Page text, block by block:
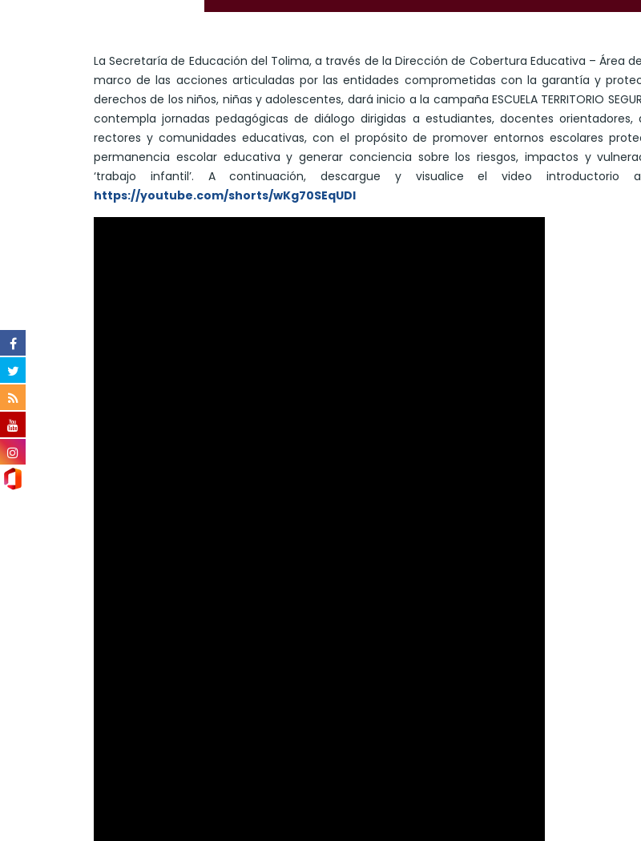
La Secretaría de Educación del Tolima, a través de la Dirección de Cobertura Educativa – Área
marco de las acciones articuladas por las entidades comprometidas con la garantía y
derechos de los niños, niñas y adolescentes, dará inicio a la campaña ESCUELA TERRITORIO
contempla jornadas pedagógicas de diálogo dirigidas a estudiantes, docentes orientadores,
rectores y comunidades educativas, con el propósito de promover entornos escolares
permanencia escolar educativa y generar conciencia sobre los riesgos, impactos y
‘trabajo infantil’. A continuación, descargue y visualice el video introductorio
https://youtube.com/shorts/wKg70SEqUDI